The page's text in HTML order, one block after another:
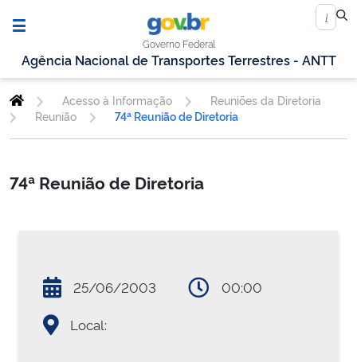
Governo Federal
Agência Nacional de Transportes Terrestres - ANTT
Acesso à Informação
Reuniões da Diretoria
Reunião
74ª Reunião de Diretoria
74ª Reunião de Diretoria
25/06/2003 00:00
Local: